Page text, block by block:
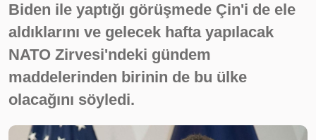
Biden ile yaptığı görüşmede Çin'i de ele
aldıklarını ve gelecek hafta yapılacak
NATO Zirvesi'ndeki gündem
maddelerinden birinin de bu ülke
olacağını söyledi.